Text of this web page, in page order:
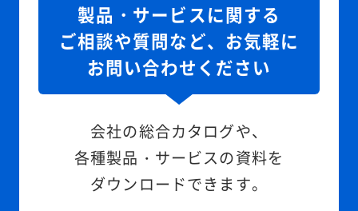
製品・サービスに関する
ご相談や質問など、お気軽に
お問い合わせください
会社の総合カタログや、
各種製品・サービスの資料を
ダウンロードできます。